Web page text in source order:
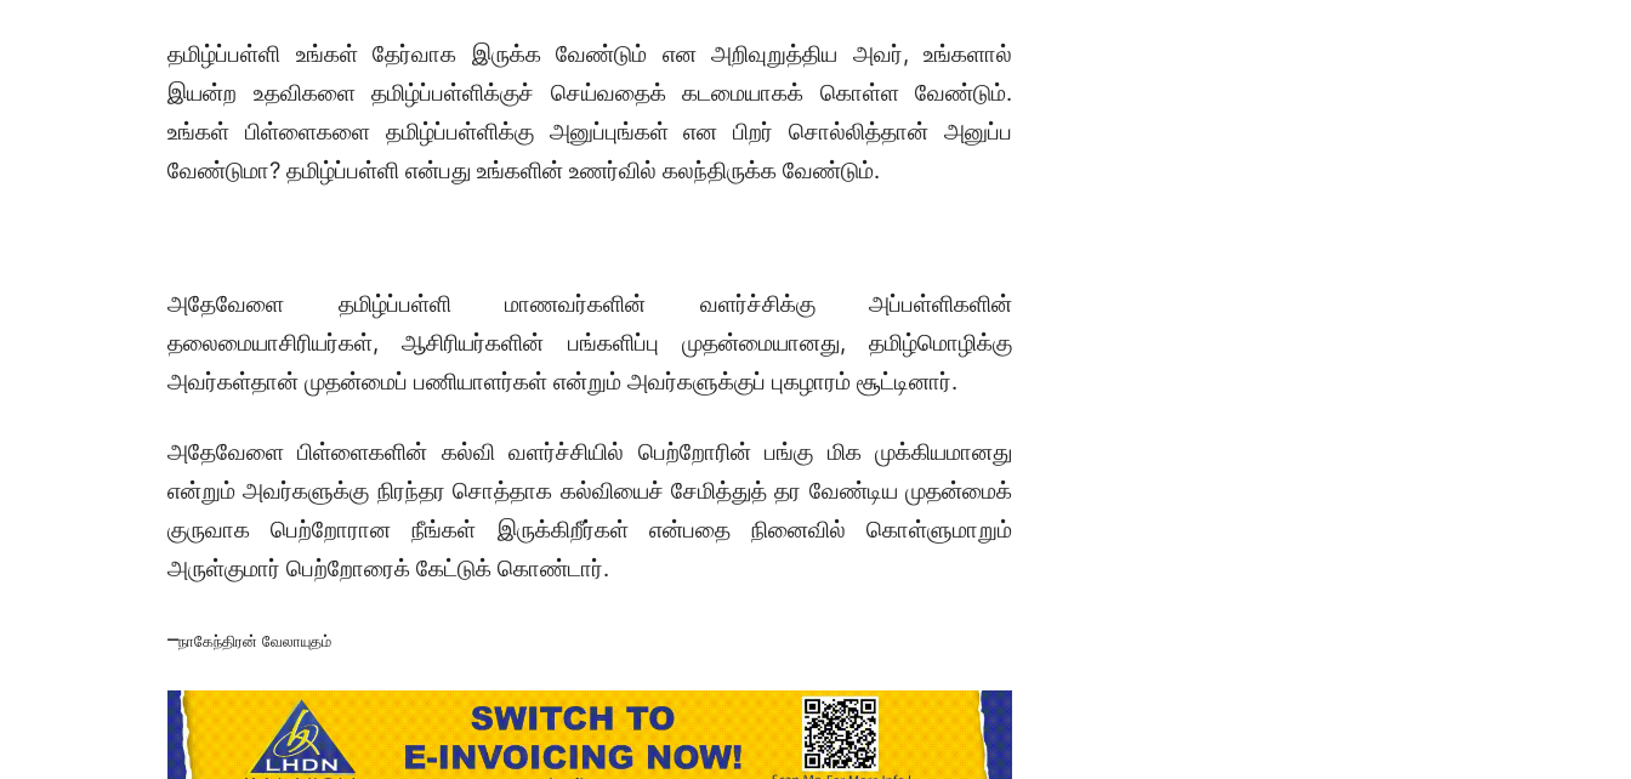
தமிழ்ப்பள்ளி உங்கள் தேர்வாக இருக்க வேண்டும் என அறிவுறுத்திய அவர், உங்களால்
இயன்ற உதவிகளை தமிழ்ப்பள்ளிக்குச் செய்வதைக் கடமையாகக் கொள்ள வேண்டும்.
உங்கள் பிள்ளைகளை தமிழ்ப்பள்ளிக்கு அனுப்புங்கள் என பிறர் சொல்லித்தான் அனுப்ப
வேண்டுமா? தமிழ்ப்பள்ளி என்பது உங்களின் உணர்வில் கலந்திருக்க வேண்டும்.
அதேவேளை தமிழ்ப்பள்ளி மாணவர்களின் வளர்ச்சிக்கு அப்பள்ளிகளின்
தலைமையாசிரியர்கள், ஆசிரியர்களின் பங்களிப்பு முதன்மையானது, தமிழ்மொழிக்கு
அவர்கள்தான் முதன்மைப் பணியாளர்கள் என்றும் அவர்களுக்குப் புகழாரம் சூட்டினார்.
அதேவேளை பிள்ளைகளின் கல்வி வளர்ச்சியில் பெற்றோரின் பங்கு மிக முக்கியமானது
என்றும் அவர்களுக்கு நிரந்தர சொத்தாக கல்வியைச் சேமித்துத் தர வேண்டிய முதன்மைக்
குருவாக பெற்றோரான நீங்கள் இருக்கிறீர்கள் என்பதை நினைவில் கொள்ளுமாறும்
அருள்குமார் பெற்றோரைக் கேட்டுக் கொண்டார்.
–நாகேந்திரன் வேலாயுதம்